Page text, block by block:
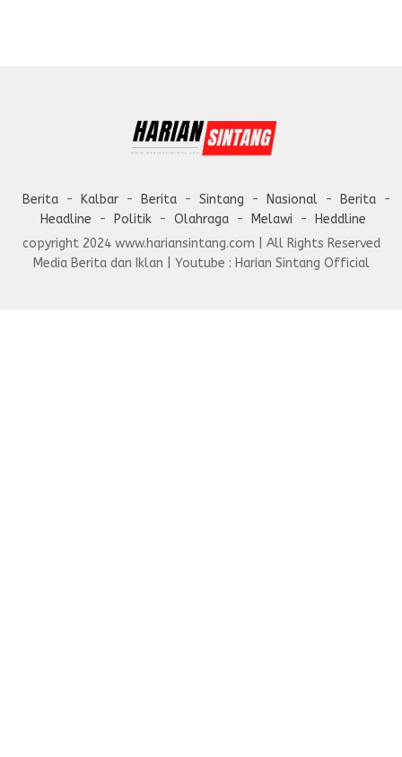
Berita Kalbar Berita Sintang Nasional
Berita
Headline
Politik Olahraga Melawi
Heddline
copyright 2024 www.hariansintang.com | All Rights Reserved
Media Berita dan Iklan | Youtube : Harian Sintang Official